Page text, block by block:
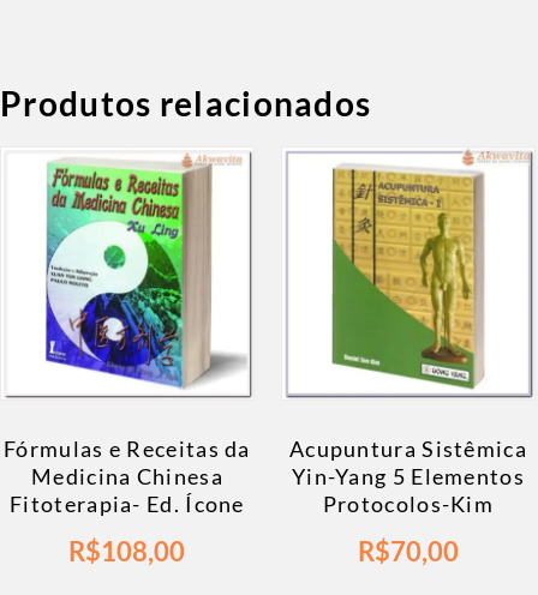
Produtos relacionados
Fórmulas e Receitas da
Medicina Chinesa
Fitoterapia- Ed. Ícone
R$108,00
Acupuntura Sistêmica
Yin-Yang 5 Elementos
Protocolos-Kim
R$70,00